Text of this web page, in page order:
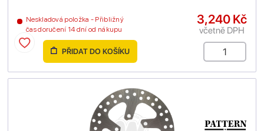
Neskladová položka - Přibližný
čas doručení 14 dní od nákupu
3,240 Kč
včetně DPH
PŘIDAT DO KOŠÍKU